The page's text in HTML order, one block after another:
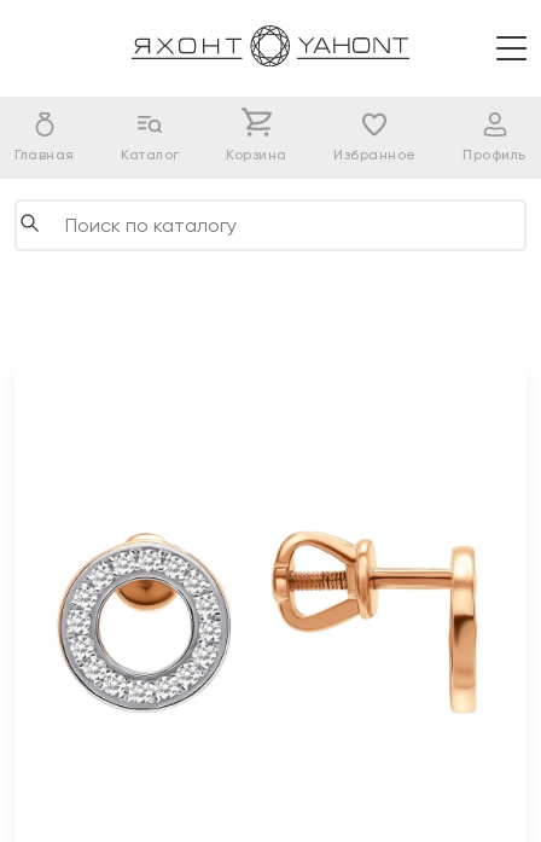
Главная Каталог Корзина Избранное Профиль